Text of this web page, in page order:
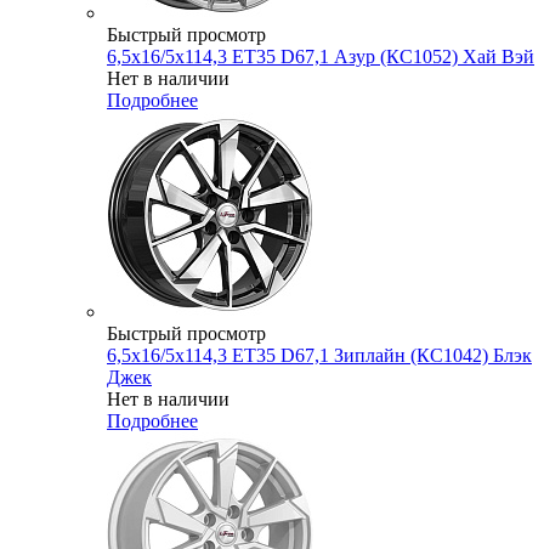
Быстрый просмотр
6,5x16/5x114,3 ET35 D67,1 Азур (КС1052) Хай Вэй
Нет в наличии
Подробнее
Быстрый просмотр
6,5x16/5x114,3 ET35 D67,1 Зиплайн (КС1042) Блэк
Джек
Нет в наличии
Подробнее